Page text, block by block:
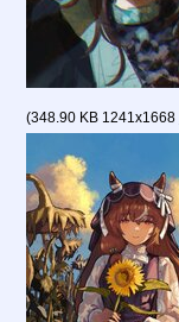
(348.90 KB 1241x1668